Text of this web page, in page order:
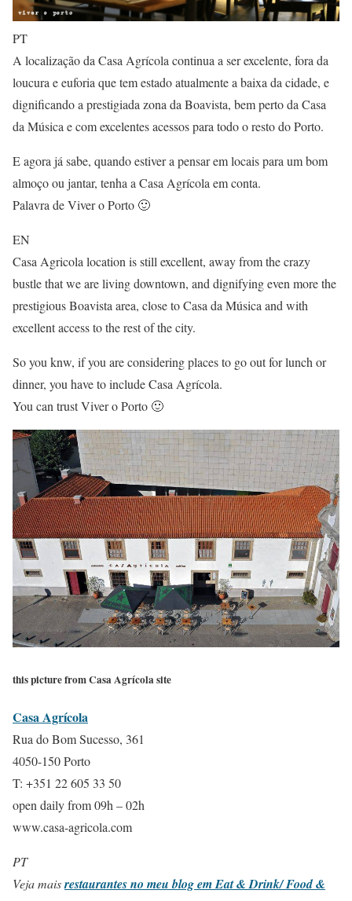
PT
A localização da Casa Agrícola continua a ser excelente, fora da
loucura e euforia que tem estado atualmente a baixa da cidade, e
dignificando a prestigiada zona da Boavista, bem perto da Casa
da Música e com excelentes acessos para todo o resto do Porto.
E agora já sabe, quando estiver a pensar em locais para um bom
almoço ou jantar, tenha a Casa Agrícola em conta.
Palavra de Viver o Porto 🙂
EN
Casa Agricola location is still excellent, away from the crazy
bustle that we are living downtown, and dignifying even more the
prestigious Boavista area, close to Casa da Música and with
excellent access to the rest of the city.
So you knw, if you are considering places to go out for lunch or
dinner, you have to include Casa Agrícola.
You can trust Viver o Porto 🙂
this picture from Casa Agrícola site
Casa Agrícola
Rua do Bom Sucesso, 361
4050-150 Porto
T: +351 22 605 33 50
open daily from 09h – 02h
www.casa-agricola.com
PT
Veja maisrestaurantes no meu blog em Eat & Drink/ Food &